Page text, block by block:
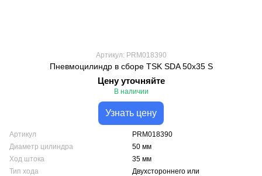
Артикул: PRM018390
Пневмоцилиндр в сборе TSK SDA 50x35 S
Цену уточняйте
В наличии
Узнать цену
Артикул
PRM018390
Диаметр цилиндра
50 мм
Ход штока
35 мм
Тип хода
Двухстороннего или